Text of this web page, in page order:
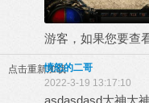
游客，如果您要查
点击重新加载愤怒的二哥
2022-3-19 13:17:10
asdasdasd大神大神